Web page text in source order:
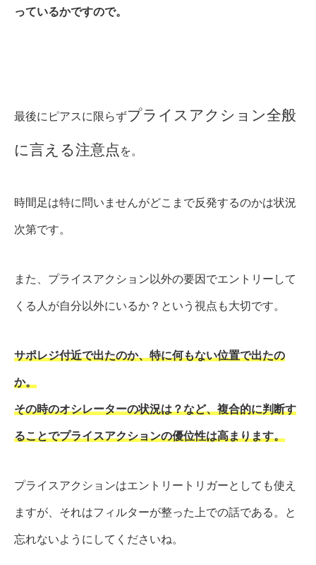
っているかですので。
最後にピアスに限らずプライスアクション全般
に言える注意点 を。
時間足は特に問いませんがどこまで反発するのかは状況
次第です。
また、プライスアクション以外の要因でエントリーして
くる人が自分以外にいるか？という視点も大切です。
サポレジ付近で出たのか、特に何もない位置で出たの
か。
その時のオシレーターの状況は？など、複合的に判断す
ることでプライスアクションの優位性は高まります。
プライスアクションはエントリートリガーとしても使え
ますが、それはフィルターが整った上での話である。と
忘れないようにしてくださいね。